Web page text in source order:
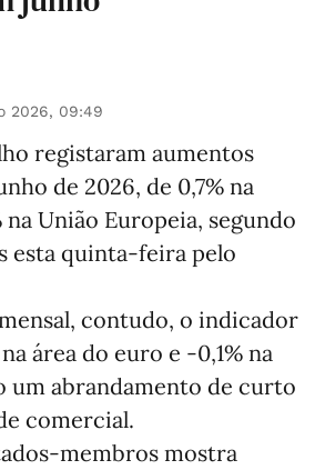
2026, 09:49
registaram aumentos
de 2026, de 0,7% na
na União Europeia, segundo
esta quinta-feira pelo
contudo, o indicador
área do euro e -0,1% na
um abrandamento de curto
comercial.
mostra